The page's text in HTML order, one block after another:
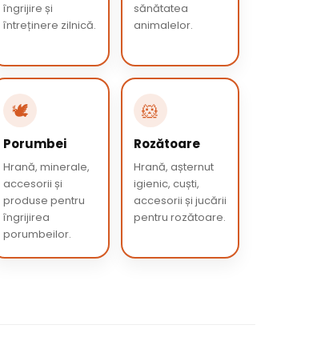
îngrijire și
întreținere zilnică.
sănătatea
animalelor.
🕊️
Porumbei
Hrană, minerale,
accesorii și
produse pentru
îngrijirea
porumbeilor.
🐹
Rozătoare
Hrană, așternut
igienic, cuști,
accesorii și jucării
pentru rozătoare.